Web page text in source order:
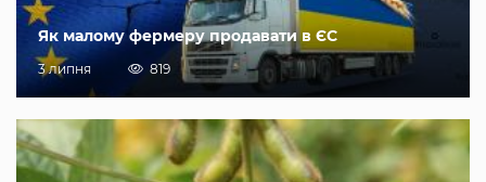
Як малому фермеру продавати в ЄС
3 липня 819